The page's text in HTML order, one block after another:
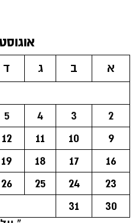
אוגוסט 2026
א
ב ג ד
2
3
4
5
9
10
11
12
16
17
18
19
23
24
25
26
30
31